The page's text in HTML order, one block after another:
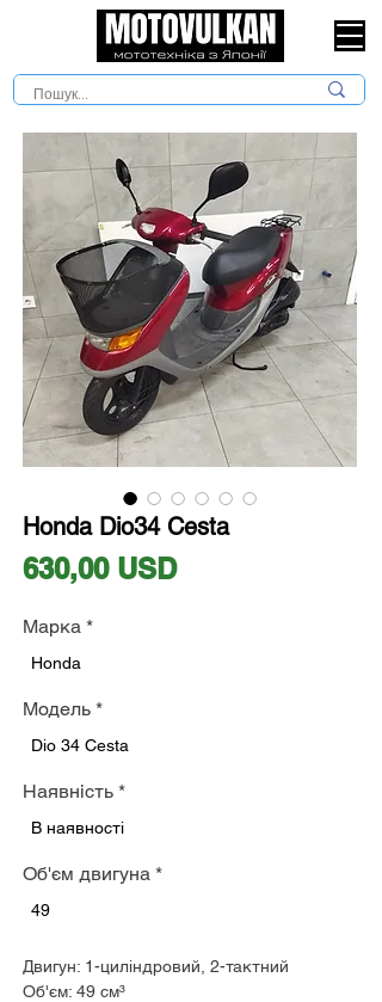
Honda Dio34 Cesta
630,00 USDЦіна
Марка *
Honda
Модель *
Dio 34 Cesta
Наявність *
В наявності
Об'єм двигуна *
49
Двигун: 1-циліндровий, 2-тактний
Об'єм: 49 см³